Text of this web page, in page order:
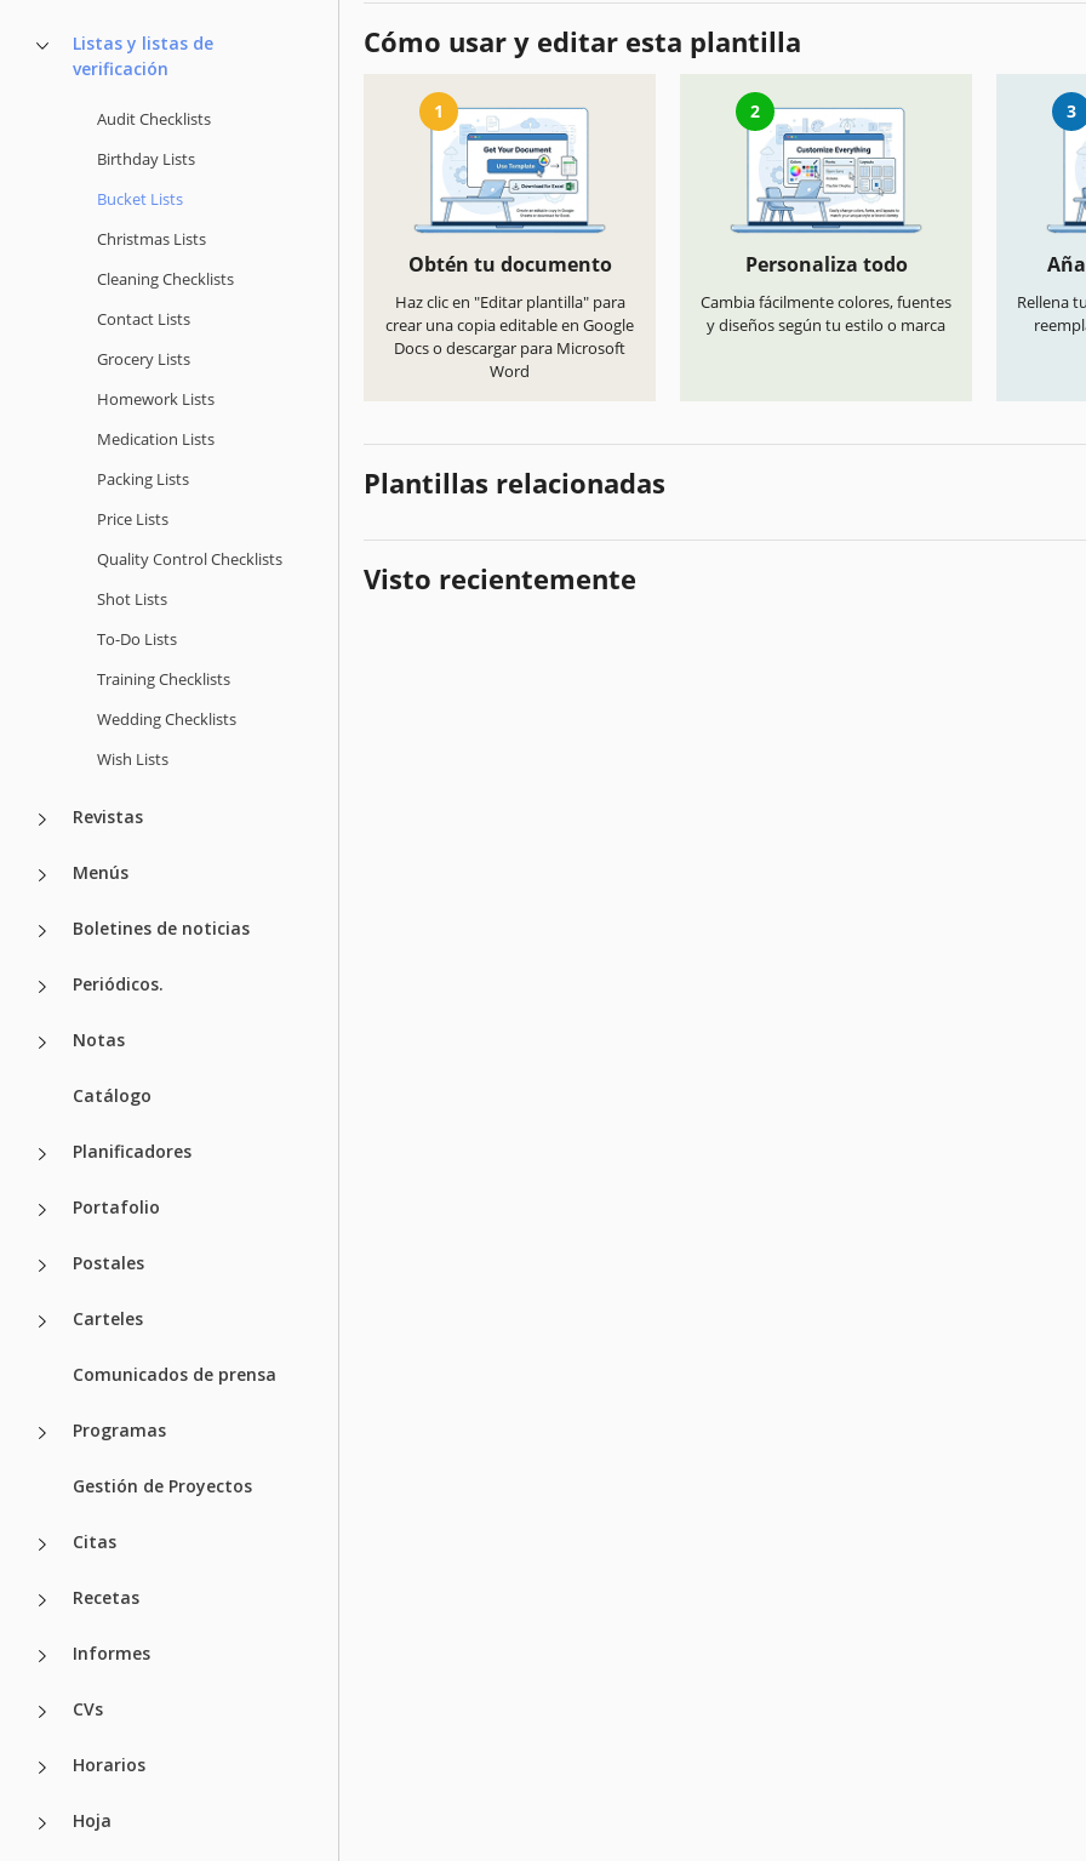
Listas y listas de
verificación
Audit Checklists
Birthday Lists
Bucket Lists
Christmas Lists
Cleaning Checklists
Contact Lists
Grocery Lists
Homework Lists
Medication Lists
Packing Lists
Price Lists
Quality Сontrol Checklists
Shot Lists
To-Do Lists
Training Checklists
Wedding Checklists
Wish Lists
Revistas
Menús
Boletines de noticias
Periódicos.
Notas
Catálogo
Planificadores
Portafolio
Postales
Carteles
Comunicados de prensa
Programas
Gestión de Proyectos
Citas
Recetas
Informes
CVs
Horarios
Hoja
Cómo usar y editar esta plantilla
1
Obtén tu documento
Haz clic en "Editar plantilla" para
crear una copia editable en Google
Docs o descargar para Microsoft
Word
2
Personaliza todo
Cambia fácilmente colores, fuentes
y diseños según tu estilo o marca
3
Rellena
Plantillas relacionadas
Visto recientemente